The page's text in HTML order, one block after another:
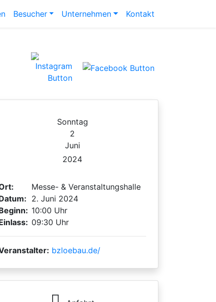
Besucher Unternehmen Kontakt
Sonntag
2
Juni
2024
Messe- & Veranstaltungshalle
2. Juni 2024
10:00 Uhr
09:30 Uhr
bzloebau.de/